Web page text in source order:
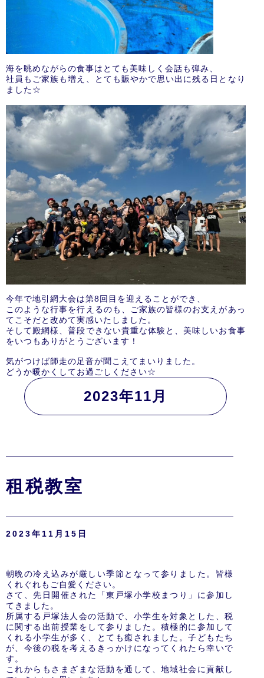
海を眺めながらの食事はとても美味しく会話も弾み、
社員もご家族も増え、とても賑やかで思い出に残る日となり
ました☆
今年で地引網大会は第8回目を迎えることができ、
このような行事を行えるのも、ご家族の皆様のお支えがあっ
てこそだと改めて実感いたしました。
そして殿網様、普段できない貴重な体験と、美味しいお食事
をいつもありがとうございます！
気がつけば師走の足音が聞こえてまいりました。
どうか暖かくしてお過ごしください☆
2023年11月
租税教室
2023年11月15日
朝晩の冷え込みが厳しい季節となって参りました。皆様
くれぐれもご自愛ください。
さて、先日開催された「東戸塚小学校まつり」に参加し
てきました。
所属する戸塚法人会の活動で、小学生を対象とした、税
に関する出前授業をして参りました。積極的に参加して
くれる小学生が多く、とても癒されました。子どもたち
が、今後の税を考えるきっかけになってくれたら幸いで
す。
これからもさまざまな活動を通して、地域社会に貢献し